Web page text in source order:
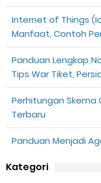
Internet of Things
Manfaat, Contoh
Panduan Lengkap
Tips War Tiket,
Perhitungan Skema
Terbaru
Panduan Menjadi
Kategori